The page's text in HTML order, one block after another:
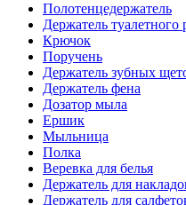
Полотенцедержатель
Держатель туалетного
Крючок
Поручень
Держатель зубных
Держатель фена
Дозатор мыла
Eршик
Мыльница
Полка
Веревка для белья
Держатель для
Держатель для